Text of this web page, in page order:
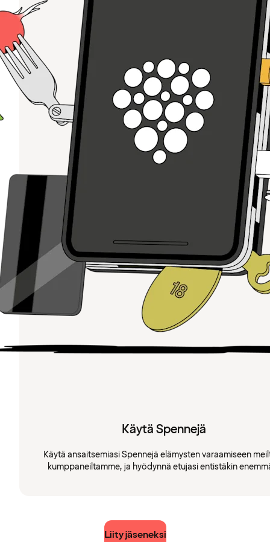
Käytä Spennejä
Käytä ansaitsemiasi Spennejä elämysten varaamiseen
kumppaneiltamme, ja hyödynnä etujasi entistäkin
Liity jäseneksi